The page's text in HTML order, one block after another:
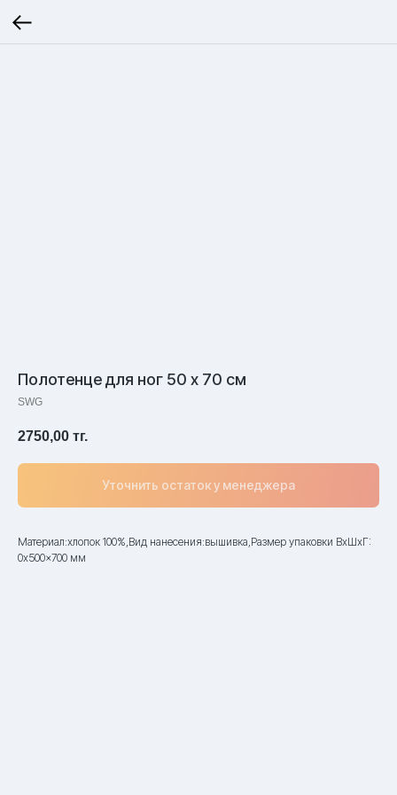
Полотенце для ног 50 х 70 см
SWG
2750,00 тг.
Уточнить остаток у менеджера
Материал:хлопок 100%,Вид нанесения:вышивка,Размер упаковки ВxШxГ:
0x500x700 мм